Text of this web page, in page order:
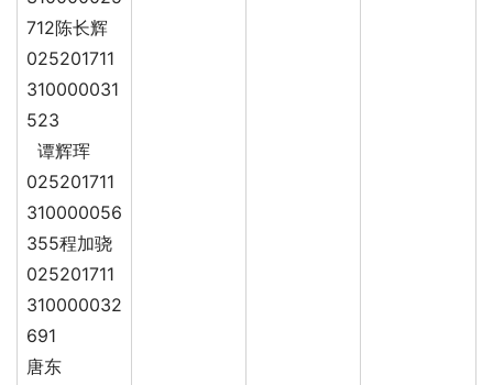
712陈长辉
025201711
310000031
523
谭辉珲
025201711
310000056
355程加骁
025201711
310000032
691
唐东